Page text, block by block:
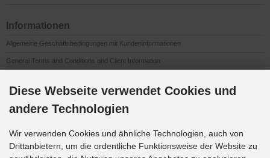
Informationen
Allgemeine Geschäftsbedingungen mit Kundeninformationen
General Terms and Conditions and Client Information
Impressum
Datenschutzerklärung
Anfahrt
Diese Webseite verwendet Cookies und
andere Technologien
Wir verwenden Cookies und ähnliche Technologien, auch von
Drittanbietern, um die ordentliche Funktionsweise der Website zu